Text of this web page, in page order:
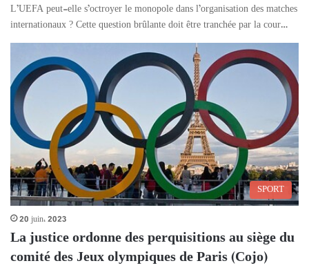
L’UEFA peut-elle s’octroyer le monopole dans l’organisation des matches
internationaux ? Cette question brûlante doit être tranchée par la cour…
SPORT
20 juin، 2023
La justice ordonne des perquisitions au siège du
comité des Jeux olympiques de Paris (Cojo)